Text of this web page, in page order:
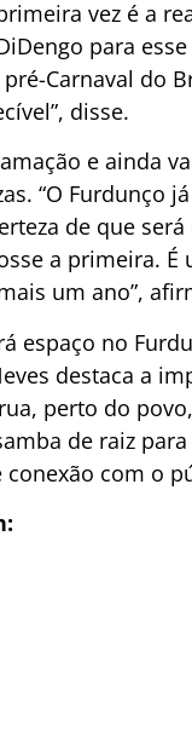
vez é a
para
Carnaval do
disse.
e ainda
“O Furdunço
de que
a primeira. É
um ano”,
espaço no
destaca a
perto do
de raiz
com o